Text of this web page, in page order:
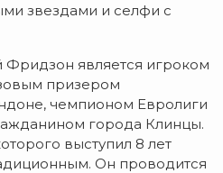
звездами и селфи с
Фридзон является игроком
призером
чемпионом Евролиги
города Клинцы.
выступил 8 лет
Он проводится